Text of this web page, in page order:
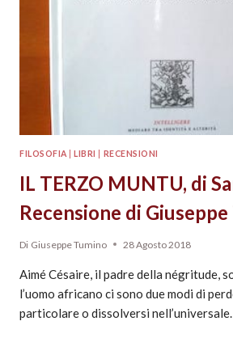
FILOSOFIA LIBRI RECENSIONI
IL TERZO MUNTU, di
Recensione di
Di Giuseppe Tumino 28 Agosto 2018
Aimé Césaire, il padre della négritude,
l’uomo africano ci sono due modi di
particolare o dissolversi